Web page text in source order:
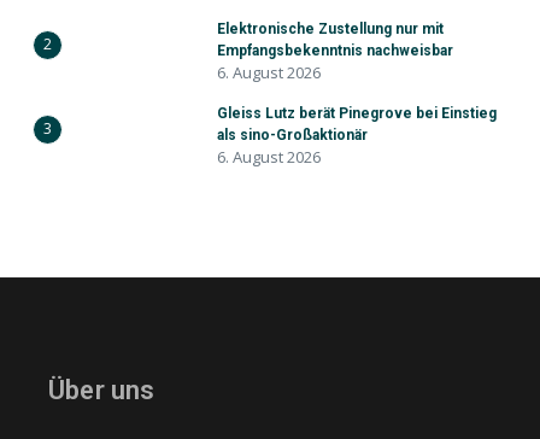
2
Elektronische Zustellung nur mit
Empfangsbekenntnis nachweisbar
6. August 2026
3
Gleiss Lutz berät Pinegrove bei Einstieg
als sino-Großaktionär
6. August 2026
Über uns